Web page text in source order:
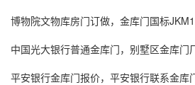
博物院文物库房门订做，金库门国标
中国光大银行普通金库门，别墅区金库门
平安银行金库门报价，平安银行联系金库